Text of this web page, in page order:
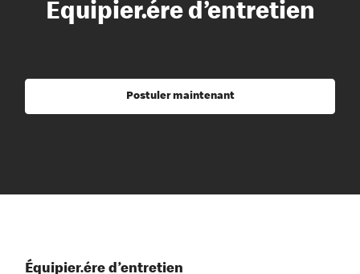
Équipier.ére d’entretien
Postuler maintenant
Équipier.ére d’entretien